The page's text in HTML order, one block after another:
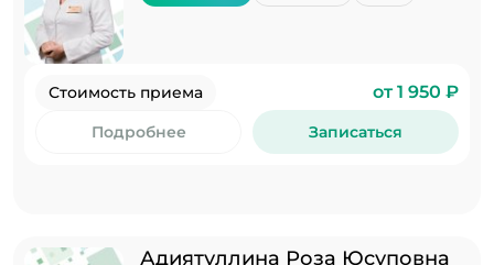
Стоимость приема от 1 950 ₽
Подробнее Записаться
Адиятуллина Роза Юсуповна